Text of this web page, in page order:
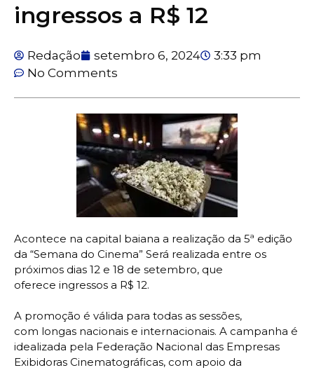
ingressos a R$ 12
Redação setembro 6, 2024
3:33 pm
No Comments
Acontece na capital baiana a realização da 5ª edição
da “Semana do Cinema” Será realizada entre os
próximos dias 12 e 18 de setembro, que
oferece ingressos a R$ 12.
A promoção é válida para todas as sessões,
com longas nacionais e internacionais. A campanha é
idealizada pela Federação Nacional das Empresas
Exibidoras Cinematográficas, com apoio da